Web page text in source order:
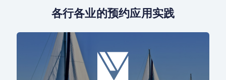
各行各业的预约应用实践